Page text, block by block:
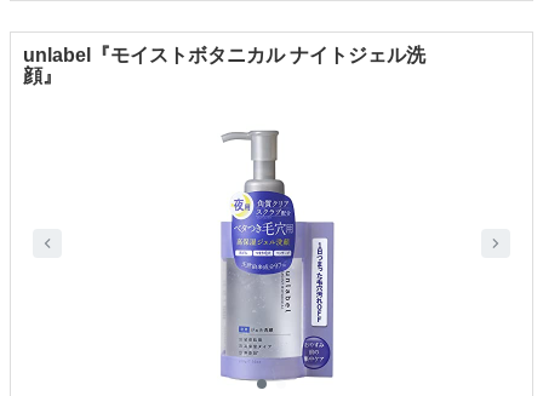
unlabel『モイストボタニカル ナイトジェル洗
顔』